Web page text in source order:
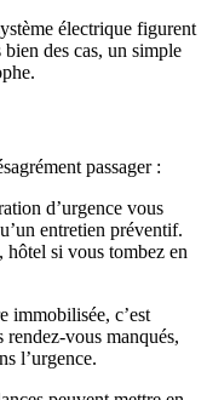
électrique figurent
des cas, un simple
passager :
d’urgence vous
entretien préventif.
hôtel si vous tombez en
immobilisée, c’est
rendez-vous manqués,
l’urgence.